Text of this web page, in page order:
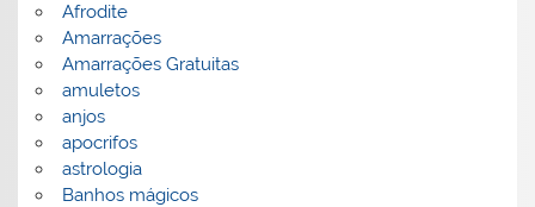
Afrodite
Amarrações
Amarrações Gratuitas
amuletos
anjos
apocrifos
astrologia
Banhos mágicos